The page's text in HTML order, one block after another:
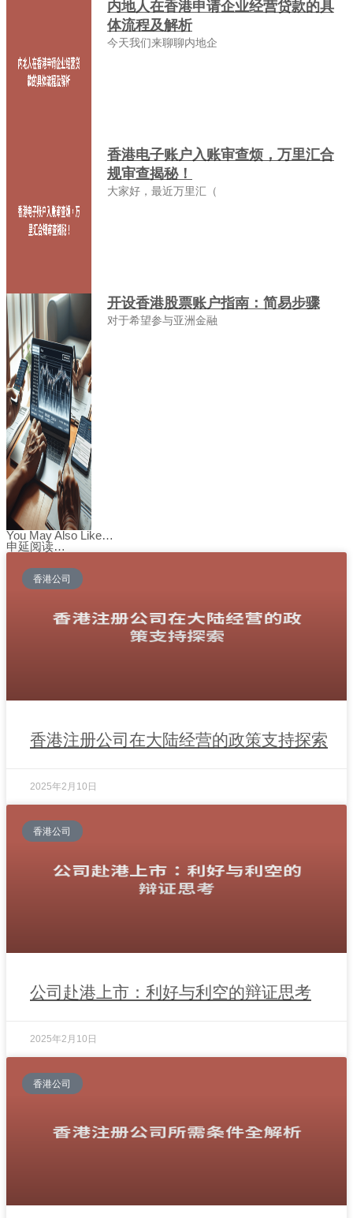
内地人在香港申请企业经营贷款的具
体流程及解析
今天我们来聊聊内地企
香港电子账户入账审查烦，万里汇合
规审查揭秘！
大家好，最近万里汇（
开设香港股票账户指南：简易步骤
对于希望参与亚洲金融
You May Also Like…
申延阅读…
香港公司
香港注册公司在大陆经营的政策支持探索
2025年2月10日
香港公司
公司赴港上市：利好与利空的辩证思考
2025年2月10日
香港公司